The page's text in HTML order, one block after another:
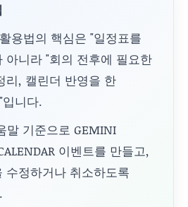
용법의 핵심은 "일정표를
아니라 "회의 전후에 필요한
리, 캘린더 반영을 한
니다.
말 기준으로 GEMINI
이벤트를 만들고,
수정하거나 취소하도록